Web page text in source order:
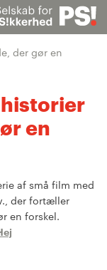
der gør en
en
af små film med
der fortæller
en forskel.